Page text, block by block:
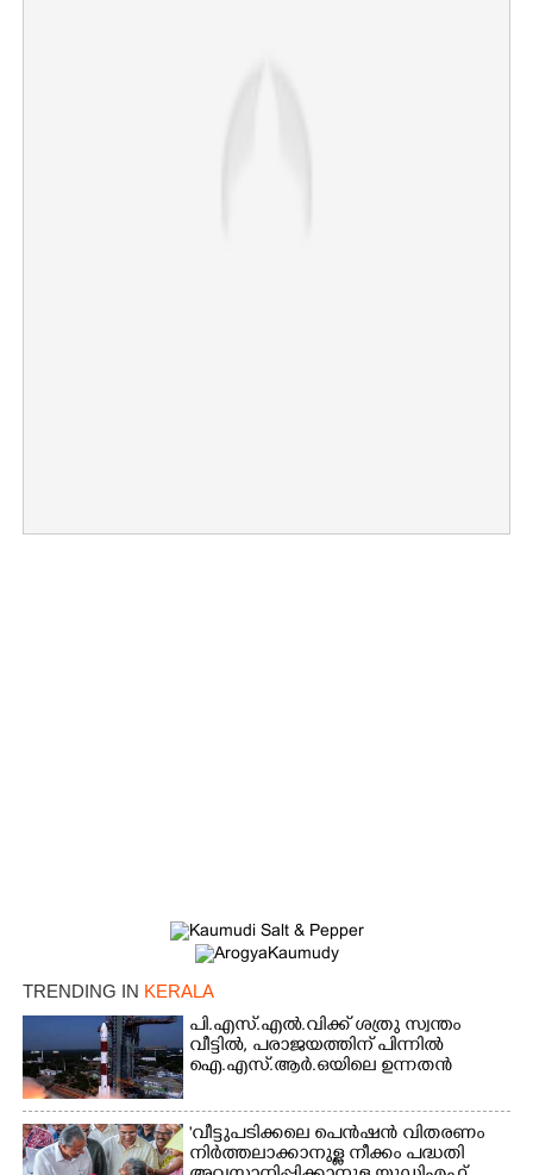
TRENDING IN KERALA
പി.എസ്.എൽ.വിക്ക് ശത്രു സ്വന്തം
വീട്ടിൽ,​ പരാജയത്തിന് പിന്നിൽ
ഐ.എസ്.ആർ.ഒയിലെ ഉന്നതൻ
'വീട്ടുപടിക്കലെ പെൻഷൻ വിതരണം
നിർത്തലാക്കാനുള്ള നീക്കം പദ്ധതി
Share this link
Copy Link